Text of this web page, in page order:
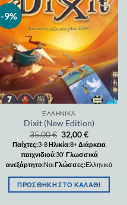
-9%
Add to
wishlist
ΕΛΛΗΝΙΚΆ
Dixit (New Edition)
35,00€ 32,00€
Παίχτες:3-8Ηλικία:8+Διάρκεια
παιχνιδιού:30' Γλωσσικά
ανεξάρτητο:ΝαιΓλώσσες:Ελληνικά
ΠΡΟΣΘΉΚΗ ΣΤΟ ΚΑΛΆΘΙ